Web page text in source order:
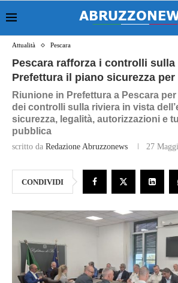
Attualità Pescara
Pescara rafforza i controlli
Prefettura il piano sicurezza per
Riunione in Prefettura a Pescara
dei controlli sulla riviera in vista
sicurezza, legalità, autorizzazioni e
pubblica
scritto da Redazione Abruzzonews 27
CONDIVIDI